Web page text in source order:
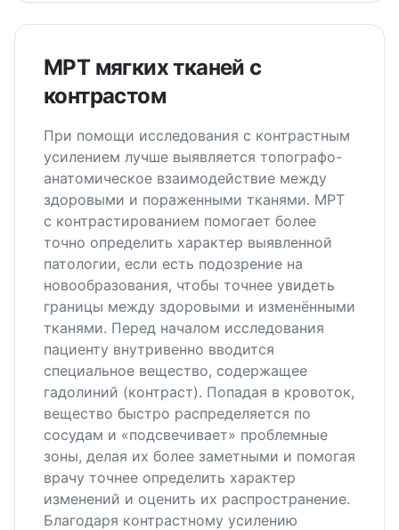
МРТ мягких тканей с
контрастом
При помощи исследования с контрастным
усилением лучше выявляется топографо-
анатомическое взаимодействие между
здоровыми и пораженными тканями. МРТ
с контрастированием помогает более
точно определить характер выявленной
патологии, если есть подозрение на
новообразования, чтобы точнее увидеть
границы между здоровыми и изменёнными
тканями. Перед началом исследования
пациенту внутривенно вводится
специальное вещество, содержащее
гадолиний (контраст). Попадая в кровоток,
вещество быстро распределяется по
сосудам и «подсвечивает» проблемные
зоны, делая их более заметными и помогая
врачу точнее определить характер
изменений и оценить их распространение.
Благодаря контрастному усилению